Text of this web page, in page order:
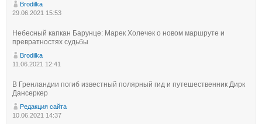
Brodilka
29.06.2021 15:53
Небесный капкан Барунце: Марек Холечек о новом маршруте и
превратностях судьбы
Brodilka
11.06.2021 12:41
В Гренландии погиб известный полярный гид и путешественник Дирк
Дансеркер
Редакция сайта
10.06.2021 14:37